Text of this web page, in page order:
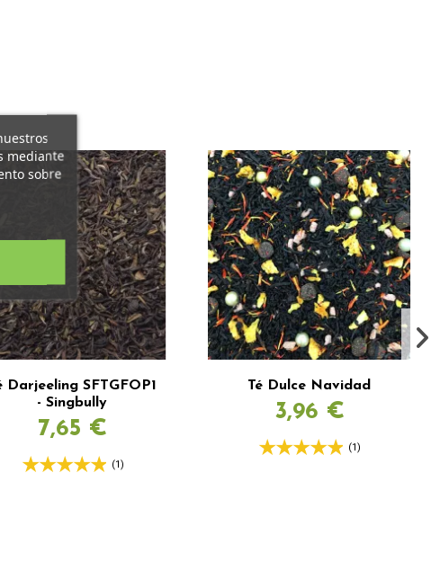
Darjeeling SFTGFOP1
- Singbully
7,65 €
(1)
Té Dulce Navidad
3,96 €
(1)
mediante
sobre